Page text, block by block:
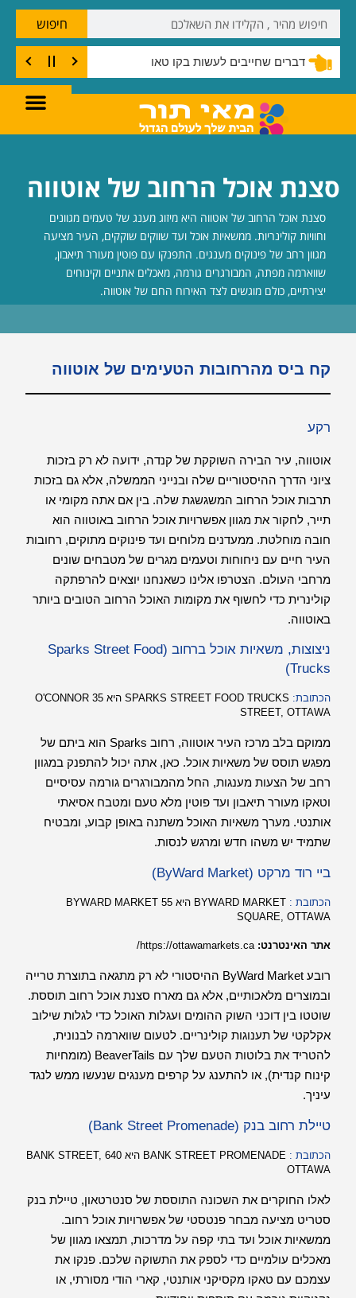
דברים שחייבים לעשות בקו טאו
חיפוש
סצנת אוכל הרחוב של אוטווה
סצנת אוכל הרחוב של אוטווה היא מיזוג מענג של טעמים מגוונים
וחוויות קולינריות. ממשאיות אוכל ועד שווקים שוקקים, העיר מציעה
מגוון רחב של פינוקים מענגים. התפנקו עם פוטין מעורר תיאבון,
שווארמה מפתה, המבורגרים גורמה, מאכלים אתניים וקינוחים
יצירתיים, כולם מוגשים לצד האירוח החם של אוטווה.
קח ביס מהרחובות הטעימים של אוטווה
רקע
אוטווה, עיר הבירה השוקקת של קנדה, ידועה לא רק בזכות
ציוני הדרך ההיסטוריים שלה ובנייני הממשלה, אלא גם בזכות
תרבות אוכל הרחוב המשגשגת שלה. בין אם אתה מקומי או
תייר, לחקור את מגוון אפשרויות אוכל הרחוב באוטווה הוא
חובה מוחלטת. ממעדנים מלוחים ועד פינוקים מתוקים, רחובות
העיר חיים עם ניחוחות וטעמים מגרים של מטבחים שונים
מרחבי העולם. הצטרפו אלינו כשאנחנו יוצאים להרפתקה
קולינרית כדי לחשוף את מקומות האוכל הרחוב הטובים ביותר
באוטווה.
ניצוצות, משאיות אוכל ברחוב (Sparks Street Food
Trucks)
הכתובת:
SPARKS STREET FOOD TRUCKS היא 35 O'CONNOR
STREET, OTTAWA
ממוקם בלב מרכז העיר אוטווה, רחוב Sparks הוא ביתם של
מפגש תוסס של משאיות אוכל. כאן, אתה יכול להתפנק במגוון
רחב של הצעות מענגות, החל מהמבורגרים גורמה עסיסיים
וטאקו מעורר תיאבון ועד פוטין מלא טעם ומטבח אסיאתי
אותנטי. מערך משאיות האוכל משתנה באופן קבוע, ומבטיח
שתמיד יש משהו חדש ומרגש לנסות.
ביי רוד מרקט (ByWard Market)
הכתובת :
BYWARD MARKET היא 55 BYWARD MARKET
SQUARE, OTTAWA
אתר האינטרנט:
רובע ByWard Market ההיסטורי לא רק מתגאה בתוצרת טרייה
ובמוצרים מלאכותיים, אלא גם מארח סצנת אוכל רחוב תוססת.
שוטטו בין דוכני השוק ההומים ועגלות האוכל כדי לגלות שילוב
אקלקטי של תענוגות קולינריים. לטעום שווארמה לבנונית,
להטריד את בלוטות הטעם שלך עם BeaverTails (מומחיות
קינוח קנדית), או להתענג על קרפים מענגים שנעשו ממש לנגד
עיניך.
טיילת רחוב בנק (Bank Street Promenade)
הכתובת :
BANK STREET PROMENADE היא 640 BANK STREET,
OTTAWA
לאלו החוקרים את השכונה התוססת של סנטרטאון, טיילת בנק
סטריט מציעה מבחר פנטסטי של אפשרויות אוכל רחוב.
ממשאיות אוכל ועד בתי קפה על מדרכות, תמצאו מגוון של
מאכלים עולמיים כדי לספק את התשוקה שלכם. פנקו את
עצמכם עם טאקו מקסיקני אותנטי, קארי הודי מסורתי, או